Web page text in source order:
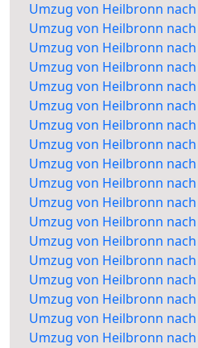
Umzug von Heilbronn
Umzug von Heilbronn
Umzug von Heilbronn
Umzug von Heilbronn
Umzug von Heilbronn
Umzug von Heilbronn
Umzug von Heilbronn
Umzug von Heilbronn
Umzug von Heilbronn
Umzug von Heilbronn
Umzug von Heilbronn nach
Umzug von Heilbronn nach
Umzug von Heilbronn
Umzug von Heilbronn
Umzug von Heilbronn
Umzug von Heilbronn
Umzug von Heilbronn
Umzug von Heilbronn